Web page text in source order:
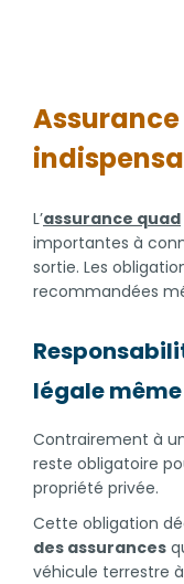
L’assurance quad
importantes à
sortie. Les
recommandées
légale
Contrairement à
reste obligatoire
propriété privée.
Cette obligation
des assurances
véhicule terrestre